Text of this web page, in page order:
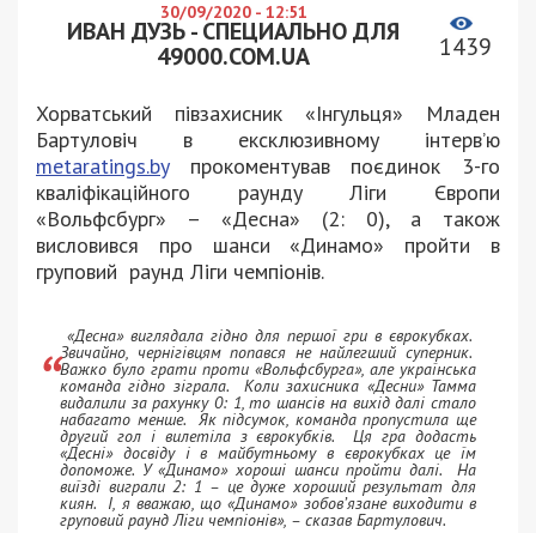
30/09/2020 - 12:51
ИВАН ДУЗЬ - СПЕЦИАЛЬНО ДЛЯ
49000.COM.UA
1439
Хорватський півзахисник «Інгульця» Младен
Бартуловіч в ексклюзивному інтерв’ю
metaratings.byпрокоментував поєдинок 3-го
кваліфікаційного раунду Ліги Європи
«Вольфсбург» – «Десна» (2: 0), а також
висловився про шанси «Динамо» пройти в
груповий раунд Ліги чемпіонів.
«Десна» виглядала гідно для першої гри в єврокубках.
Звичайно, чернігівцям попався не найлегший суперник.
Важко було грати проти «Вольфсбурга», але українська
команда гідно зіграла. Коли захисника «Десни» Тамма
видалили за рахунку 0: 1, то шансів на вихід далі стало
набагато менше. Як підсумок, команда пропустила ще
другий гол і вилетіла з єврокубків. Ця гра додасть
«Десні» досвіду і в майбутньому в єврокубках це їм
допоможе. У «Динамо» хороші шанси пройти далі. На
виїзді виграли 2: 1 – це дуже хороший результат для
киян. І, я вважаю, що «Динамо» зобов’язане виходити в
груповий раунд Ліги чемпіонів», – сказав Бартулович.